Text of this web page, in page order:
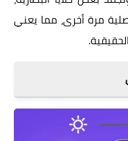
مرة أخرى، مما يعني